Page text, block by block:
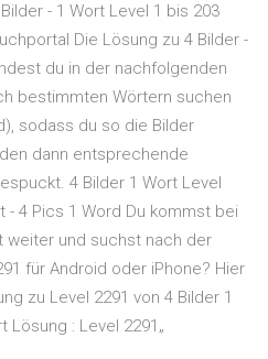
- 1 Wort Level 1 bis 203
Die Lösung zu 4 Bilder -
du in der nachfolgenden
bestimmten Wörtern suchen
sodass du so die Bilder
dann entsprechende
4 Bilder 1 Wort Level
- 4 Pics 1 Word Du kommst bei
weiter und suchst nach der
für Android oder iPhone? Hier
zu Level 2291 von 4 Bilder 1
Lösung : Level 2291„